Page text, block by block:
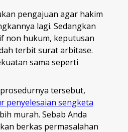
pengajuan agar hakim
lagi. Sedangkan
non hukum, keputusan
terbit surat arbitase.
sama seperti
tersebut,
penyelesaian sengketa
murah. Sebab Anda
berkas permasalahan